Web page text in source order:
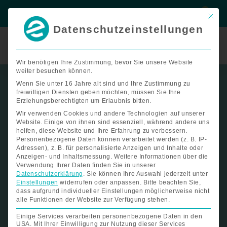
springen
Barrierefreier Urlaub am
Bauernhof – echte Auszeit, die
Mit
Datenschutzeinstellungen
Wir benötigen Ihre Zustimmung, bevor Sie unsere Website
weiter besuchen können.
Wenn Sie unter 16 Jahre alt sind und Ihre Zustimmung zu
freiwilligen Diensten geben möchten, müssen Sie Ihre
Erziehungsberechtigten um Erlaubnis bitten.
Wir verwenden Cookies und andere Technologien auf unserer
Website. Einige von ihnen sind essenziell, während andere uns
helfen, diese Website und Ihre Erfahrung zu verbessern.
Personenbezogene Daten können verarbeitet werden (z. B. IP-
Adressen), z. B. für personalisierte Anzeigen und Inhalte oder
Anzeigen- und Inhaltsmessung. Weitere Informationen über die
Verwendung Ihrer Daten finden Sie in unserer
Datenschutzerklärung . Sie können Ihre Auswahl jederzeit unter
Einstellungen widerrufen oder anpassen. Bitte beachten Sie,
dass aufgrund individueller Einstellungen möglicherweise nicht
alle Funktionen der Website zur Verfügung stehen.
Einige Services verarbeiten personenbezogene Daten in den
USA. Mit Ihrer Einwilligung zur Nutzung dieser Services